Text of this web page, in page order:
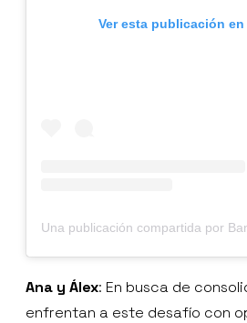
Ver esta publicación
Ana y Álex: En busca de
enfrentan a este desafío con